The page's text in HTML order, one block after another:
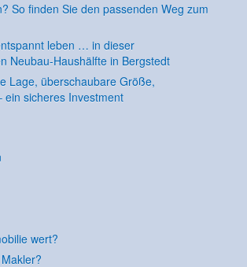
So finden Sie den passenden Weg zum
leben … in dieser
Neubau-Haushälfte in Bergstedt
Lage, überschaubare Größe,
ein sicheres Investment
wert?